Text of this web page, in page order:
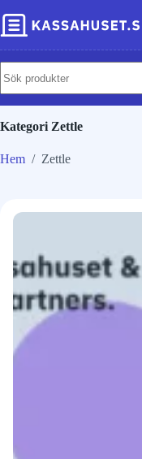
Kategori Zettle
Hem / Zettle